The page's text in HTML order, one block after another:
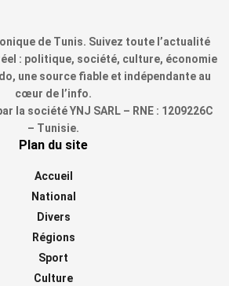
de Tunis. Suivez toute l’actualité
: politique, société, culture, économie
une source fiable et indépendante au
cœur de l’info.
la société YNJ SARL – RNE : 1209226C
– Tunisie.
Plan du site
Accueil
National
Divers
Régions
Sport
Culture